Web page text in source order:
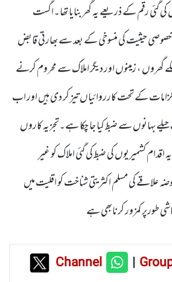
رقم کے ذریعے یہ گھر بنایا تھا۔اگست
کی خصوصی حیثیت کی منسوخی کے بعد سے بھارتی قابض
گھروں ، زمینوں اور دیگر املاک سے محروم کرنے
کے تحت کارروائیاں تیز کر دی ہیں اور اب
بہانوں سے ضبط کیا جا چکا ہے۔تجزیہ کاروں
کشمیریوں کی ضبط کی گئی املاک کو غیر
علاقے کی مسلم اکثریتی شناخت کو اقلیت میں
طورپر کمزور کرنابھی ہے
Channel |